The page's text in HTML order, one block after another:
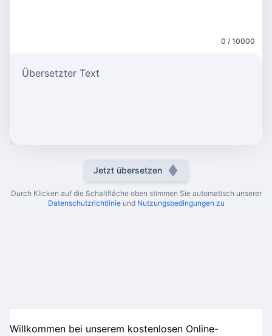
0 / 10000
Übersetzter Text
Jetzt übersetzen
Durch Klicken auf die Schaltfläche oben stimmen Sie automatisch unserer
Datenschutzrichtlinie und Nutzungsbedingungen zu
Willkommen bei unserem kostenlosen Online-